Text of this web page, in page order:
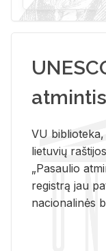
VU
lietuvių
„Pasaulio
registrą jau
nacionalinės